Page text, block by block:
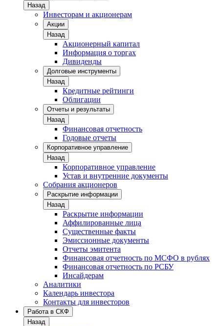
Назад
Инвесторам и акционерам
Акции
Назад
Акционерный капитал
Информация о торгах
Дивиденды
Долговые инструменты
Назад
Кредитные рейтинги
Облигации
Отчеты и результаты
Назад
Финансовая отчетность
Годовые отчеты
Корпоративное управление
Назад
Корпоративное управление
Устав и внутренние документы
Собрания акционеров
Раскрытие информации
Назад
Раскрытие информации
Аффилированные лица
Существенные факты
Эмиссионные документы
Отчеты эмитента
Финансовая отчетность по МСФО в рублях
Финансовая отчетность по РСБУ
Инсайдерам
Аналитики
Календарь инвестора
Контакты для инвесторов
Работа в СКФ
Назад